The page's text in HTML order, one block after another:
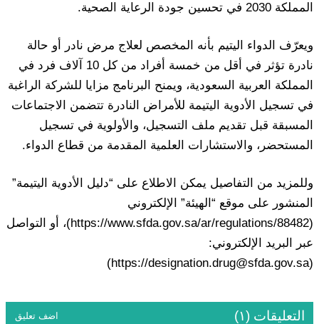
المملكة 2030 في تحسين جودة الرعاية الصحية.
ويعرّف الدواء اليتيم بأنه المخصص لعلاج مرض نادر أو حالة
نادرة تؤثر في أقل من خمسة أفراد من كل 10 آلاف فرد في
المملكة العربية السعودية، ويمنح البرنامج مزايا للشركة الراغبة
في تسجيل الأدوية اليتيمة للأمراض النادرة تتضمن الاجتماعات
المسبقة قبل تقديم ملف التسجيل، والأولوية في تسجيل
المستحضر، والاستشارات العلمية المقدمة من قطاع الدواء.
وللمزيد من التفاصيل يمكن الاطلاع على “دليل الأدوية اليتيمة”
المنشور على موقع “الهيئة” الإلكتروني
(https://www.sfda.gov.sa/ar/regulations/88482)، أو التواصل
عبر البريد الإلكتروني:
(https://designation.drug@sfda.gov.sa)
التعليقات (١) اضف تعليق